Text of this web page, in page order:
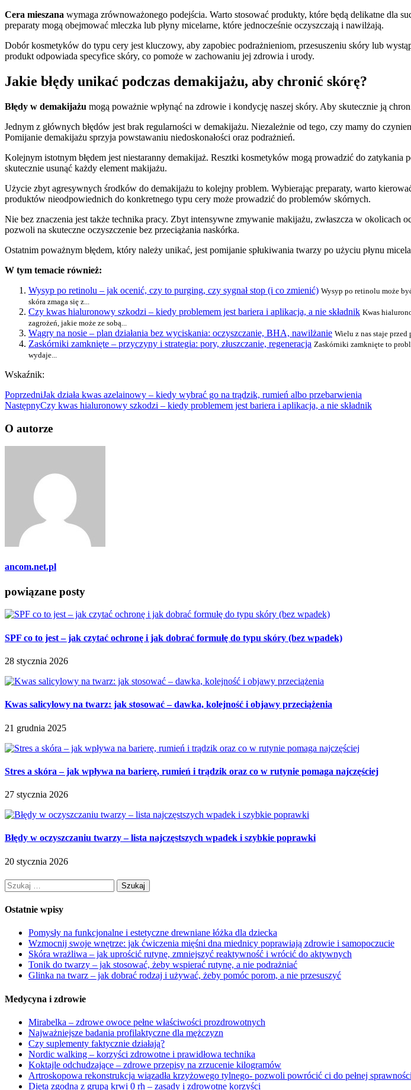
Cera mieszana wymaga zrównoważonego podejścia. Warto stosować produkty, które będą delikatne dla
preparaty mogą obejmować mleczka lub płyny micelarne, które jednocześnie oczyszczają i nawilżają.
Dobór kosmetyków do typu cery jest kluczowy, aby zapobiec podrażnieniom, przesuszeniu skóry lub
produkt odpowiada specyfice skóry, co pomoże w zachowaniu jej zdrowia i urody.
Jakie błędy unikać podczas demakijażu, aby chronić skórę?
Błędy w demakijażu mogą poważnie wpłynąć na zdrowie i kondycję naszej skóry. Aby skutecznie ją
Jednym z głównych błędów jest brak regularności w demakijażu. Niezależnie od tego, czy mamy do
Pomijanie demakijażu sprzyja powstawaniu niedoskonałości oraz podrażnień.
Kolejnym istotnym błędem jest niestaranny demakijaż. Resztki kosmetyków mogą prowadzić do
skutecznie usunąć każdy element makijażu.
Użycie zbyt agresywnych środków do demakijażu to kolejny problem. Wybierając preparaty, warto
produktów nieodpowiednich do konkretnego typu cery może prowadzić do problemów skórnych.
Nie bez znaczenia jest także technika pracy. Zbyt intensywne zmywanie makijażu, zwłaszcza w
pozwoli na skuteczne oczyszczenie bez przeciążania naskórka.
Ostatnim poważnym błędem, który należy unikać, jest pomijanie spłukiwania twarzy po użyciu płynu
W tym temacie również:
Wysyp po retinolu – jak ocenić, czy to purging, czy sygnał stop (i co zmienić) Wysyp po retinolu może
skóra zmaga się z...
Czy kwas hialuronowy szkodzi – kiedy problemem jest bariera i aplikacja, a nie składnik Kwas
zagrożeń, jakie może ze sobą...
Wągry na nosie – plan działania bez wyciskania: oczyszczanie, BHA, nawilżanie Wielu z nas staje przed
Zaskórniki zamknięte – przyczyny i strategia: pory, złuszczanie, regeneracja Zaskórniki zamknięte to
wydaje...
Wskaźnik:
PoprzedniJak działa kwas azelainowy – kiedy wybrać go na trądzik, rumień albo przebarwienia
NastępnyCzy kwas hialuronowy szkodzi – kiedy problemem jest bariera i aplikacja, a nie składnik
O autorze
ancom.net.pl
powiązane posty
SPF co to jest – jak czytać ochronę i jak dobrać formułę do typu skóry (bez wpadek)
28 stycznia 2026
Kwas salicylowy na twarz: jak stosować – dawka, kolejność i objawy przeciążenia
21 grudnia 2025
Stres a skóra – jak wpływa na barierę, rumień i trądzik oraz co w rutynie pomaga najczęściej
27 stycznia 2026
Błędy w oczyszczaniu twarzy – lista najczęstszych wpadek i szybkie poprawki
20 stycznia 2026
Szukaj:
Ostatnie wpisy
Pomysły na funkcjonalne i estetyczne drewniane łóżka dla dziecka
Wzmocnij swoje wnętrze: jak ćwiczenia mięśni dna miednicy poprawiają zdrowie i samopoczucie
Skóra wrażliwa – jak uprościć rutynę, zmniejszyć reaktywność i wrócić do aktywnych
Tonik do twarzy – jak stosować, żeby wspierać rutynę, a nie podrażniać
Glinka na twarz – jak dobrać rodzaj i używać, żeby pomóc porom, a nie przesuszyć
Medycyna i zdrowie
Mirabelka – zdrowe owoce pełne właściwości prozdrowotnych
Najważniejsze badania profilaktyczne dla mężczyzn
Czy suplementy faktycznie działają?
Nordic walking – korzyści zdrowotne i prawidłowa technika
Koktajle odchudzające – zdrowe przepisy na zrzucenie kilogramów
Artroskopowa rekonstrukcja wiązadła krzyżowego tylnego- pozwoli powrócić ci do pełnej
Dieta zgodna z grupą krwi 0 rh – zasady i zdrowotne korzyści